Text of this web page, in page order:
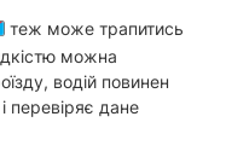
теж може трапитись
можна
водій повинен
перевіряє дане